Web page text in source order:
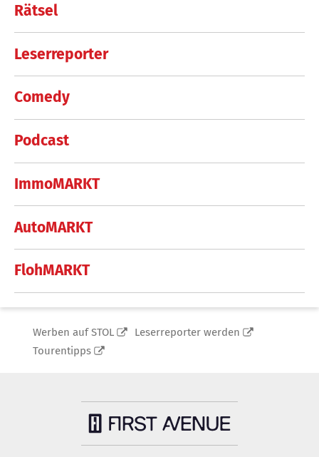
Rätsel
Leserreporter
Comedy
Podcast
ImmoMARKT
AutoMARKT
FlohMARKT
Werben auf STOL
Leserreporter werden
Tourentipps